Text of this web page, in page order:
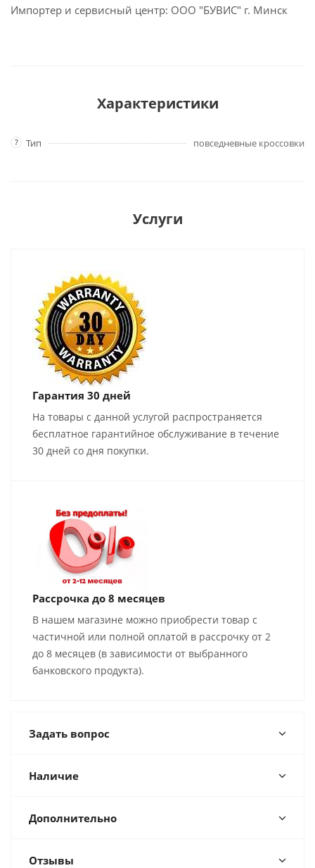
Импортер и сервисный центр: ООО "БУВИС" г. Минск
Характеристики
? Тип повседневные кроссовки
Услуги
Гарантия 30 дней
На товары с данной услугой распространяется
бесплатное гарантийное обслуживание в течение
30 дней со дня покупки.
Рассрочка до 8 месяцев
В нашем магазине можно приобрести товар с
частичной или полной оплатой в рассрочку от 2
до 8 месяцев (в зависимости от выбранного
банковского продукта).
Задать вопрос
Наличие
Дополнительно
Отзывы